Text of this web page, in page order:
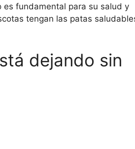
fundamental para su salud y
tengan las patas
dejando sin